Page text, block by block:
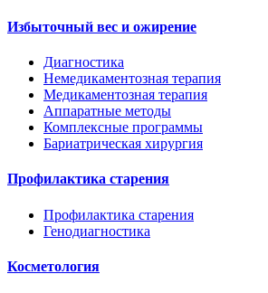
Избыточный вес и ожирение
Диагностика
Немедикаментозная терапия
Медикаментозная терапия
Аппаратные методы
Комплексные программы
Бариатрическая хирургия
Профилактика старения
Профилактика старения
Генодиагностика
Косметология